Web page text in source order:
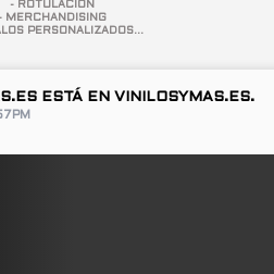
- ROTULACIÓN
- MERCHANDISING
PERSONALIZADOS...
ESTÁ EN VINILOSYMAS.ES.